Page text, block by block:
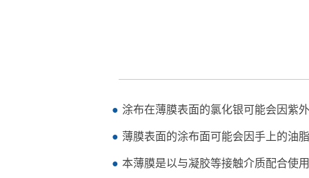
涂布在薄膜表面的氯化银可能会因紫
薄膜表面的涂布面可能会因手上的油
本薄膜是以与凝胶等接触介质配合使